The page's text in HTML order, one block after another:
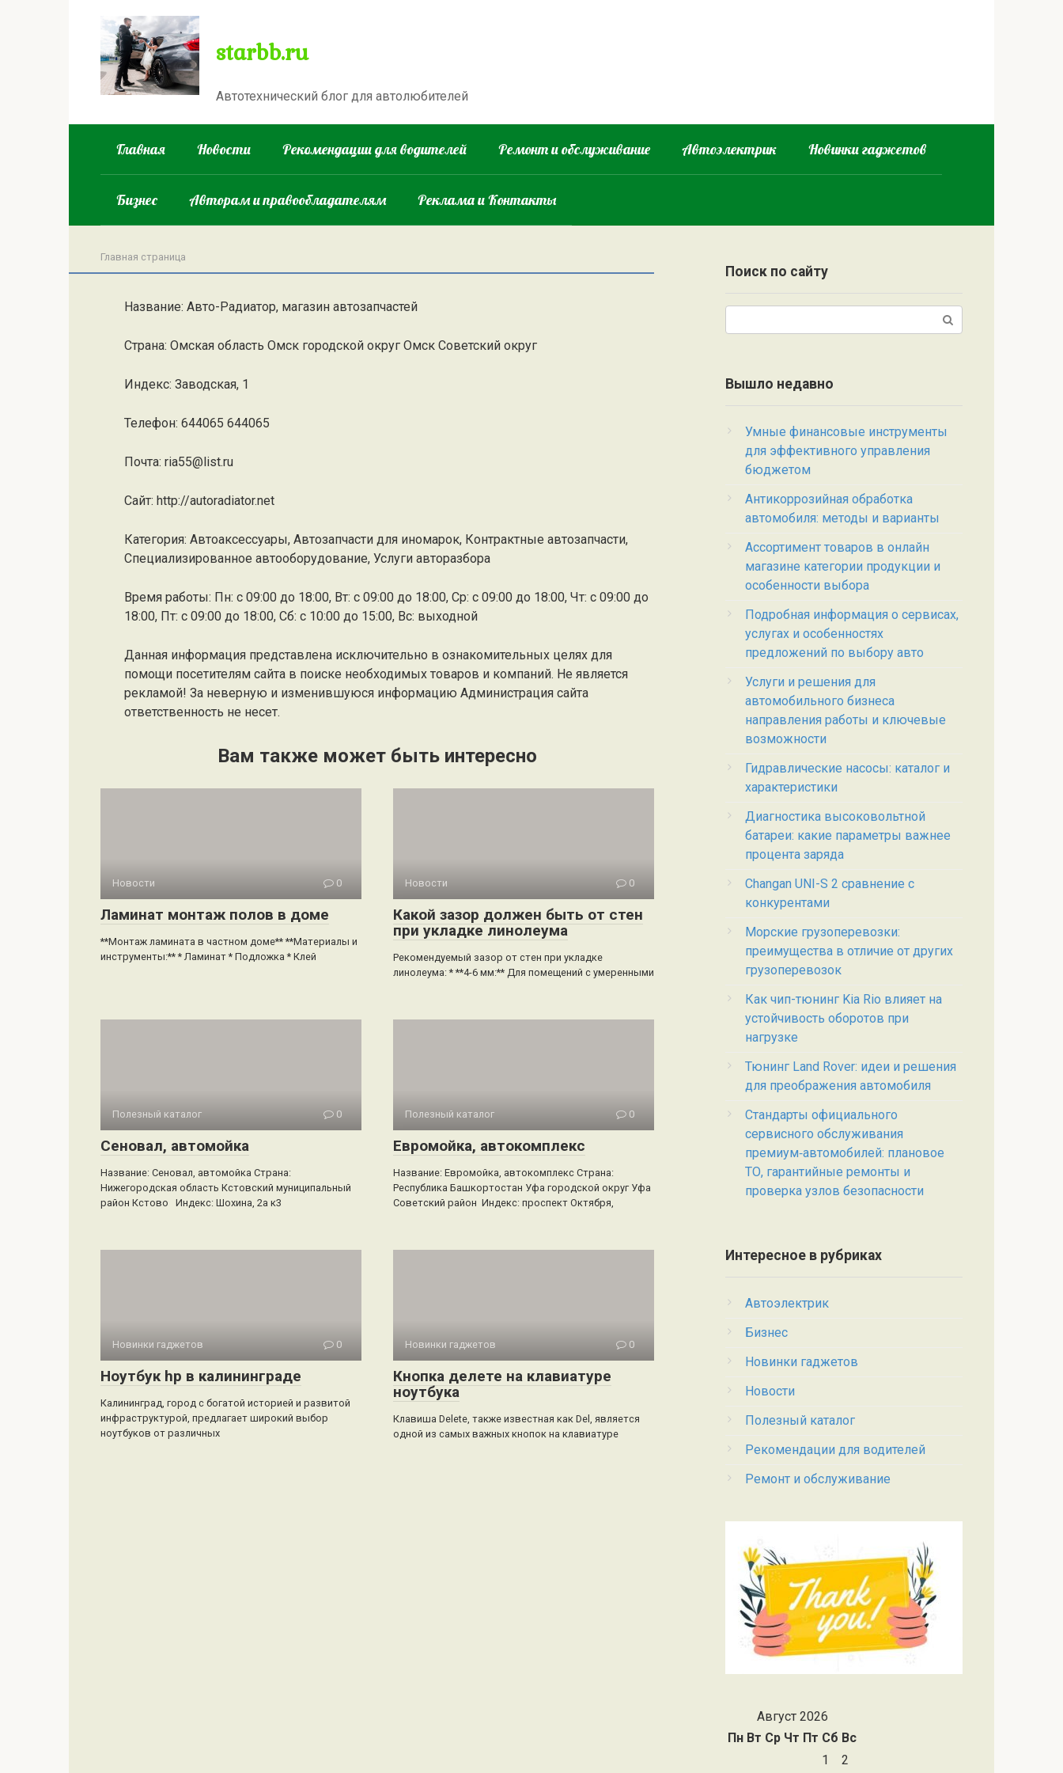
starbb.ru
Автотехнический блог для автолюбителей
Главная Новости Рекомендации для водителей Ремонт и обслуживание Автоэлектрик Новинки гаджетов
Бизнес Авторам и правообладателям Реклама и Контакты
Главная страница
Название: Авто-Радиатор, магазин автозапчастей
Страна: Омская область Омск городской округ Омск Советский округ
Индекс: Заводская, 1
Телефон: 644065 644065
Почта: ria55@list.ru
Cайт: http://autoradiator.net
Категория: Автоаксессуары, Автозапчасти для иномарок, Контрактные автозапчасти,
Специализированное автооборудование, Услуги авторазбора
Время работы: Пн: с 09:00 до 18:00, Вт: с 09:00 до 18:00, Ср: с 09:00 до 18:00, Чт: с 09:00 до
18:00, Пт: с 09:00 до 18:00, Сб: с 10:00 до 15:00, Вс: выходной
Данная информация представлена исключительно в ознакомительных целях для
помощи посетителям сайта в поиске необходимых товаров и компаний. Не является
рекламой! За неверную и изменившуюся информацию Администрация сайта
ответственность не несет.
Вам также может быть интересно
Новости 0
Ламинат монтаж полов в доме
**Монтаж ламината в частном доме** **Материалы и
инструменты:** * Ламинат * Подложка * Клей
Новости 0
Какой зазор должен быть от стен
при укладке линолеума
Рекомендуемый зазор от стен при укладке
линолеума: * **4-6 мм:** Для помещений с умеренными
Полезный каталог 0
Сеновал, автомойка
Название: Сеновал, автомойка Страна:
Нижегородская область Кстовский муниципальный
район Кстово Индекс: Шохина, 2а к3
Полезный каталог 0
Евромойка, автокомплекс
Название: Евромойка, автокомплекс Страна:
Республика Башкортостан Уфа городской округ Уфа
Советский район Индекс: проспект Октября,
Новинки гаджетов 0
Ноутбук hp в калининграде
Калининград, город с богатой историей и развитой
инфраструктурой, предлагает широкий выбор
ноутбуков от различных
Новинки гаджетов 0
Кнопка делете на клавиатуре
ноутбука
Клавиша Delete, также известная как Del, является
одной из самых важных кнопок на клавиатуре
Поиск по сайту
Вышло недавно
Умные финансовые инструменты
для эффективного управления
бюджетом
Антикоррозийная обработка
автомобиля: методы и варианты
Ассортимент товаров в онлайн
магазине категории продукции и
особенности выбора
Подробная информация о сервисах,
услугах и особенностях
предложений по выбору авто
Услуги и решения для
автомобильного бизнеса
направления работы и ключевые
возможности
Гидравлические насосы: каталог и
характеристики
Диагностика высоковольтной
батареи: какие параметры важнее
процента заряда
Changan UNI-S 2 сравнение с
конкурентами
Морские грузоперевозки:
преимущества в отличие от других
грузоперевозок
Как чип-тюнинг Kia Rio влияет на
устойчивость оборотов при
нагрузке
Тюнинг Land Rover: идеи и решения
для преображения автомобиля
Стандарты официального
сервисного обслуживания
премиум‑автомобилей: плановое
ТО, гарантийные ремонты и
проверка узлов безопасности
Интересное в рубриках
Автоэлектрик
Бизнес
Новинки гаджетов
Новости
Полезный каталог
Рекомендации для водителей
Ремонт и обслуживание
Август 2026
Пн Вт Ср Чт Пт Сб Вс
1
2